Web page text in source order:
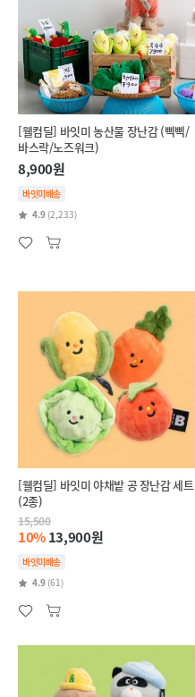
[웰컴딜] 바잇미 농산물 장난감 (삑삑/
바스락/노즈워크)
8,900원
바잇미배송
4.9 (2,233)
[웰컴딜] 바잇미 야채밭 공 장난감 세트
(2종)
15,500
10%13,900원
바잇미배송
4.9 (61)